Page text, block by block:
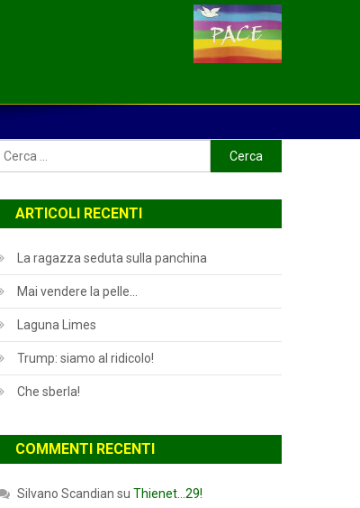
Ricerca
per:
ARTICOLI RECENTI
La ragazza seduta sulla panchina
Mai vendere la pelle…
Laguna Limes
Trump: siamo al ridicolo!
Che sberla!
COMMENTI RECENTI
Silvano Scandian suThienet…29!